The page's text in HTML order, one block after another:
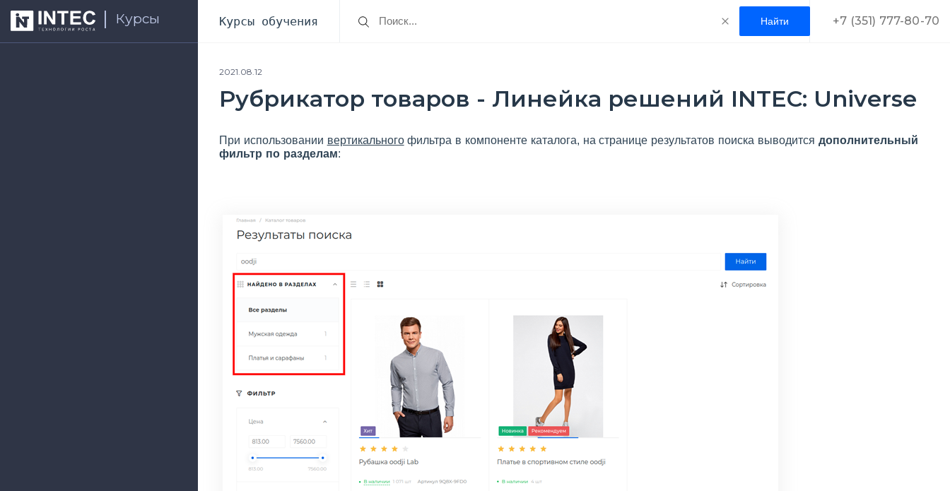
Курсы Курсы обучения +7 (351) 777-80-70
2021.08.12
Рубрикатор товаров - Линейка решений INTEC: Universe
При использовании вертикальногофильтра в компоненте каталога, на странице результатов поиска выводится дополнительный
фильтр по разделам: